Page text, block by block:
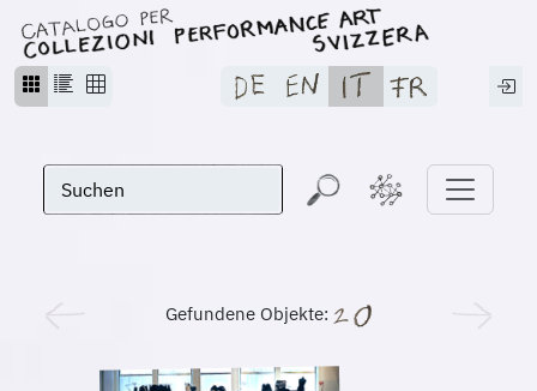
Gefundene Objekte: